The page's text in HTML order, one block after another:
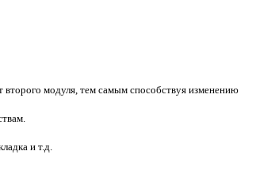
второго модуля, тем самым способствуя изменению
и т.д.